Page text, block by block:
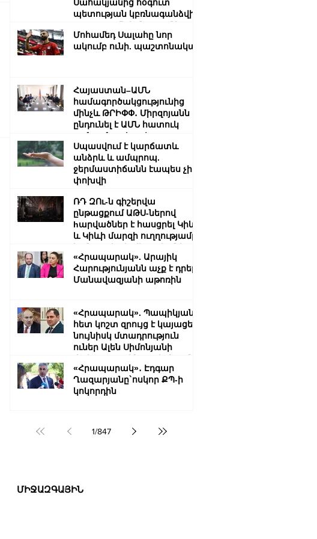
El
Սահակյանից հօգուտ
պետության կբռնագանձվի
անշարժ գույք.
Դատախազության՝
Մոհամեդ Սալահը նոր
ակումբ ունի. պաշտոնական
Հայաստան–ԱՄՆ
համագործակցությունից
մինչև ԹՐԻՓՓ․ Միրզոյանն
ընդունել է ԱՄՆ հատուկ
բանագնացի ավագ
խորհրդականին
Սպասվում է կարճատև
անձրև և ամպրոպ.
ջերմաստիճանն էապես չի
փոխվի
ՌԴ ԶՈւ-ն գիշերվա
ընթացքում ԱԹՍ-ներով
hարվածներ է հասցրել Կիևի
և Կիևի մարզի ուղղությամբ․
«Հրապարակ». Արայիկ
Հարությունյանն աչք է դրել
Մանավազյանի աթոռին
«Հրապարակ». Պապիկյանի
հետ կոշտ զրույց է կայացել.
նույնիսկ մտադրություն
ուներ Ալեն Սիմոնյանի
«Հրապարակ»․ Էդգար
Ղազարյանը`ոսկոր ՔՊ-ի
կոկորդին
1/847
ՄԻՋԱԶԳԱՅԻՆ